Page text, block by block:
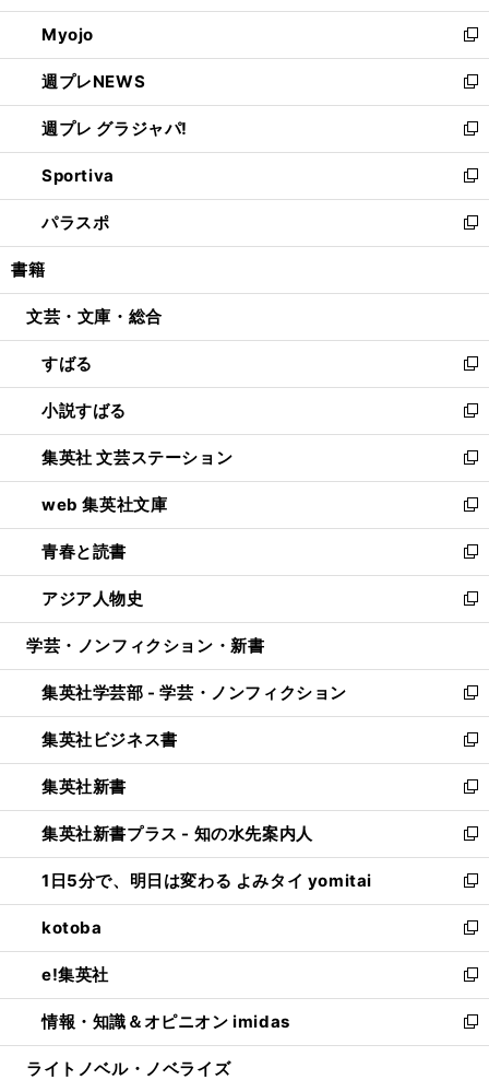
開
く
ウ
で
開
く
ン
ド
ウ
で
開
く
ウ
ィ
ン
ド
ウ
で
開
く
Myojo
新
し
い
ウ
ィ
ン
ド
ウ
で
開
週プレNEWS
新
し
い
ウ
ィ
ン
ド
ウ
開
週プレ グラジャパ!
新
し
い
ウ
ィ
ン
ウ
開
く
Sportiva
新
し
い
ウ
ン
ウ
で
開
く
パラスポ
新
し
ウ
ン
ド
ウ
で
開
く
書籍
文芸・文庫・総合
すばる
新
し
い
ウ
ィ
ン
ド
ウ
で
開
く
小説すばる
新
し
い
ウ
ィ
ン
ド
ウ
で
開
集英社 文芸ステーション
新
し
い
ウ
ィ
ン
ド
ウ
開
く
web 集英社文庫
新
し
い
ウ
ィ
ン
ウ
で
開
く
青春と読書
新
し
い
ウ
ン
ド
ウ
で
開
く
アジア人物史
新
し
ウ
ィ
ン
ド
ウ
で
開
く
学芸・ノンフィクション・新書
集英社学芸部 - 学芸・ノンフィクション
新
し
い
ウ
ィ
ン
ド
ウ
で
開
く
集英社ビジネス書
新
し
い
ウ
ィ
ン
ド
ウ
で
開
く
集英社新書
新
し
い
ウ
ィ
ン
ド
ウ
で
開
く
集英社新書プラス - 知の水先案内人
新
し
い
ウ
ィ
ン
ド
ウ
で
開
1日5分で、明日は変わる よみタイ yomitai
新
し
い
ウ
ィ
ン
ド
ウ
kotoba
新
し
い
ウ
ィ
ン
e!集英社
新
し
い
ウ
情報・知識＆オピニオン imidas
新
し
ライトノベル・ノベライズ